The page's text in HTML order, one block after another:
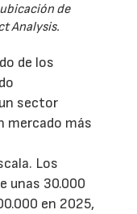
de
Analysis.
de los
sector
mercado más
Los
unas 30.000
en 2025,